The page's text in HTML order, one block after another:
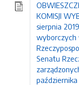
KOMISJI
sierpnia
wyborczych
Senatu
października